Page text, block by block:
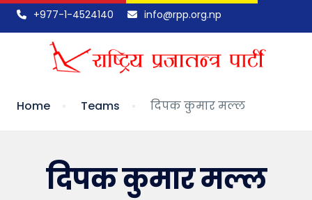
+977-1-4524140 info@rpp.org.np
Home Teams दिपक कुमार मल्ल
दिपक कुमार मल्ल